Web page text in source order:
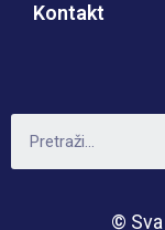
Kontakt
©